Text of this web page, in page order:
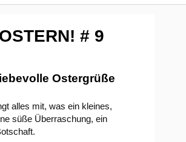
# 9
Ostergrüße
alles mit, was ein kleines,
süße Überraschung, ein